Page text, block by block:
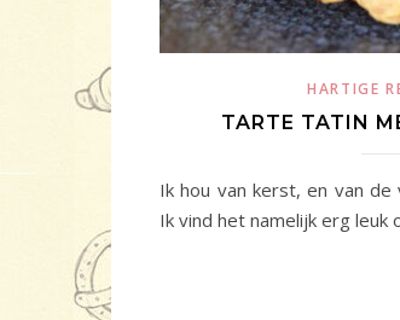
HARTIGE
TARTE TATIN
Ik hou van kerst, en van
Ik vind het namelijk erg leuk